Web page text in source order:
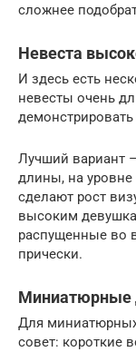
сложнее
Невеста
И здесь есть
невесты очень
Лучший вариант
длины, на
сделают рост
высоким
распущенные во
прически.
Миниатюрные
Для
совет: короткие